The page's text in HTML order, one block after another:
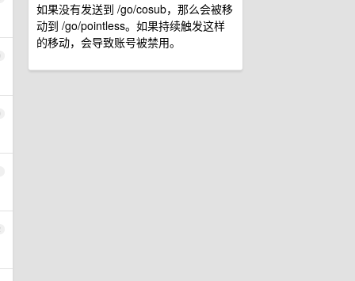
如果没有发送到 /go/cosub，那么会被移
动到 /go/pointless。如果持续触发这样
的移动，会导致账号被禁用。